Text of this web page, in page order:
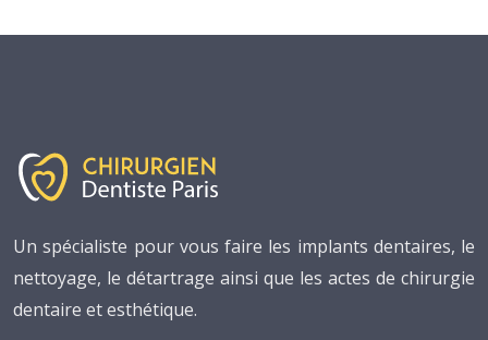
Un spécialiste pour vous faire les implants dentaires, le
nettoyage, le détartrage ainsi que les actes de chirurgie
dentaire et esthétique.